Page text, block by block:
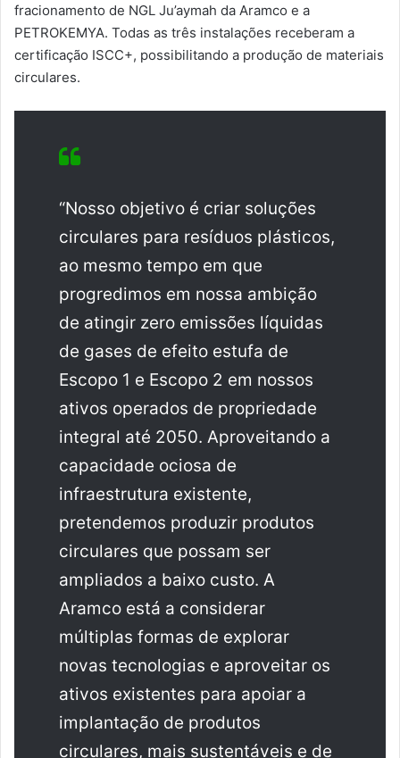
fracionamento de NGL Ju’aymah da Aramco e a
PETROKEMYA. Todas as três instalações receberam a
certificação ISCC+, possibilitando a produção de materiais
circulares.
“Nosso objetivo é criar soluções
circulares para resíduos plásticos,
ao mesmo tempo em que
progredimos em nossa ambição
de atingir zero emissões líquidas
de gases de efeito estufa de
Escopo 1 e Escopo 2 em nossos
ativos operados de propriedade
integral até 2050. Aproveitando a
capacidade ociosa de
infraestrutura existente,
pretendemos produzir produtos
circulares que possam ser
ampliados a baixo custo. A
Aramco está a considerar
múltiplas formas de explorar
novas tecnologias e aproveitar os
ativos existentes para apoiar a
implantação de produtos
circulares, mais sustentáveis ​​e de